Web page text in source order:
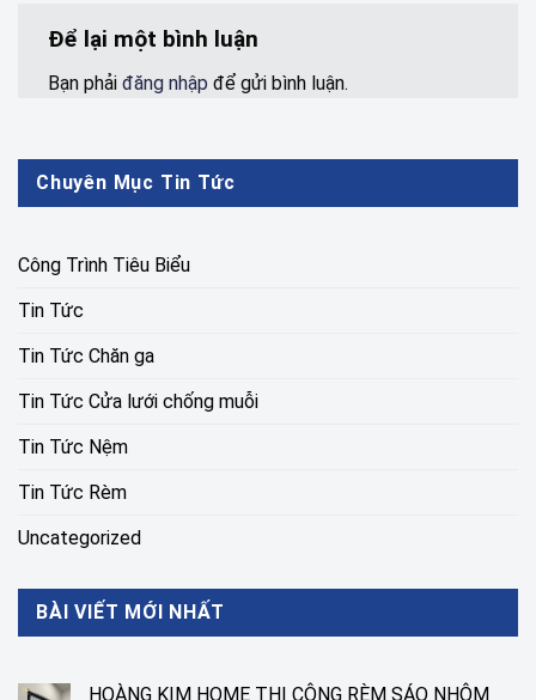
Để lại một bình luận
Bạn phải đăng nhập để gửi bình luận.
Chuyên Mục Tin Tức
Công Trình Tiêu Biểu
Tin Tức
Tin Tức Chăn ga
Tin Tức Cửa lưới chống muỗi
Tin Tức Nệm
Tin Tức Rèm
Uncategorized
BÀI VIẾT MỚI NHẤT
HOÀNG KIM HOME THI CÔNG RÈM SÁO NHÔM